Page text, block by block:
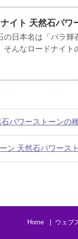
イト 天然石パワ
の日本名は「バラ
んなロードナイト
パワーストーンの
ン 天然石パワース
Home ウェブ